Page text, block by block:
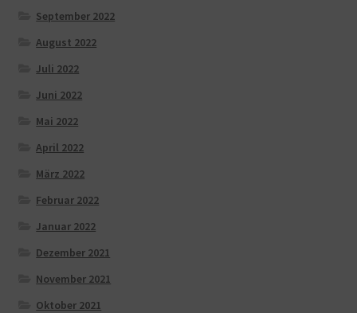
September 2022
August 2022
Juli 2022
Juni 2022
Mai 2022
April 2022
März 2022
Februar 2022
Januar 2022
Dezember 2021
November 2021
Oktober 2021